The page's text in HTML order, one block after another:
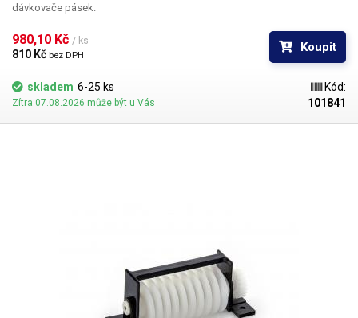
dávkovače pásek.
980,10 Kč / ks
810 Kč bez DPH
Koupit
skladem 6-25 ks
Zítra 07.08.2026 může být u Vás
Kód:
101841